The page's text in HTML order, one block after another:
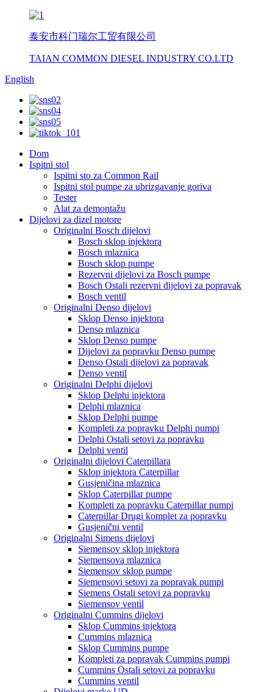
泰安市科门瑞尔工贸有限公司
TAIAN COMMON DIESEL INDUSTRY CO.LTD
English
Dom
Ispitni stol
Ispitni sto za Common Rail
Ispitni stol pumpe za ubrizgavanje goriva
Tester
Alat za demontažu
Dijelovi za dizel motore
Originalni Bosch dijelovi
Bosch sklop injektora
Bosch mlaznica
Bosch sklop pumpe
Rezervni dijelovi za Bosch pumpe
Bosch Ostali rezervni dijelovi za popravak
Bosch ventil
Originalni Denso dijelovi
Sklop Denso injektora
Denso mlaznica
Sklop Denso pumpe
Dijelovi za popravku Denso pumpe
Denso Ostali dijelovi za popravak
Denso ventil
Originalni Delphi dijelovi
Sklop Delphi injektora
Delphi mlaznica
Sklop Delphi pumpe
Kompleti za popravku Delphi pumpi
Delphi Ostali setovi za popravku
Delphi ventil
Originalni dijelovi Caterpillara
Sklop injektora Caterpillar
Gusjeničina mlaznica
Sklop Caterpillar pumpe
Kompleti za popravku Caterpillar pumpi
Caterpillar Drugi komplet za popravku
Gusjenični ventil
Originalni Simens dijelovi
Siemensov sklop injektora
Siemensova mlaznica
Siemensov sklop pumpe
Siemensovi setovi za popravak pumpi
Siemens Ostali setovi za popravku
Siemensov ventil
Originalni Cummins dijelovi
Sklop Cummins injektora
Cummins mlaznica
Sklop Cummins pumpe
Kompleti za popravak Cummins pumpi
Cummins Ostali setovi za popravku
Cummins ventil